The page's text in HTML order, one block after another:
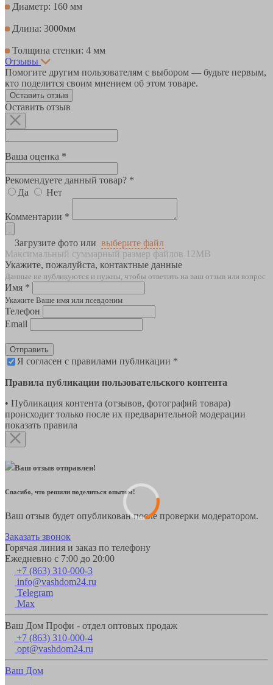
Диаметр: 160 мм
Длина: 3000мм
Толщина стенки: 4 мм
Отзывы
Помогите другим пользователям с выбором — будьте первым,
кто поделится своим мнением об этом товаре.
Оставить отзыв
Оставить отзыв
Ваша оценка *
Рекомендуете данный товар? *
Да
Нет
Комментарии *
Загрузите фото или выберите файл
Максимальный суммарный размер файлов 12MB
Укажите, пожалуйста, контактные данные
Данные не публикуются и нужны, чтобы ответить на ваш отзыв или вопрос
Имя *
Укажите Ваше имя или псевдоним
Телефон
Email
Отправить
Я согласен с правилами публикации *
Правила публикации пользовательского контента
• Публикация контента (отзывов, фотографий товара)
происходит только после их предварительной модерации
показать правила
Ваш отзыв отправлен!
Спасибо, что решили поделиться опытом!
Ваш отзыв будет опубликован после проверки модератором.
Заказать звонок
Горячая линия и заказ по телефону
Ежедневно с 7:00 до 20:00
+7 (863) 310-000-3
info@vashdom24.ru
Telegram
Max
Ваш Дом Профи - отдел оптовых продаж
+7 (863) 310-000-4
opt@vashdom24.ru
Ваш Дом